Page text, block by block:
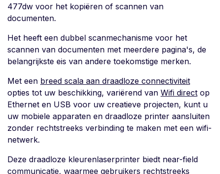
477dw voor het kopiëren of scannen van
documenten.
Het heeft een dubbel scanmechanisme voor het
scannen van documenten met meerdere pagina's, de
belangrijkste eis van andere toekomstige merken.
Met een breed scala aan draadloze connectiviteit
opties tot uw beschikking, variërend van Wifi direct op
Ethernet en USB voor uw creatieve projecten, kunt u
uw mobiele apparaten en draadloze printer aansluiten
zonder rechtstreeks verbinding te maken met een wifi-
netwerk.
Deze draadloze kleurenlaserprinter biedt near-field
communicatie, waarmee gebruikers rechtstreeks